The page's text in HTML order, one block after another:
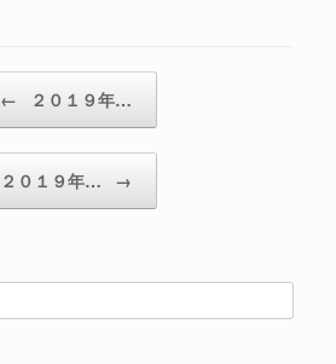
← ２０１９年…
２０１９年… →